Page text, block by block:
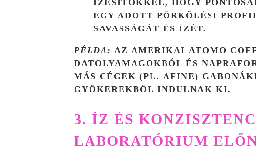
ÍZESÍTŐKKEL, HOGY
EGY ADOTT PÖRKÖLÉSI
SAVASSÁGÁT ÉS ÍZÉT.
PÉLDA: AZ AMERIKAI ATOMO
DATOLYAMAGOKBÓL ÉS
MÁS CÉGEK (PL. AFINE)
GYÖKEREKBŐL INDULNAK KI.
3. ÍZ ÉS
LABORATÓRIUM